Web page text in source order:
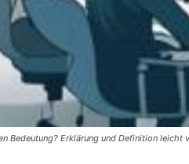
Bedeutung? Erklärung und Definition